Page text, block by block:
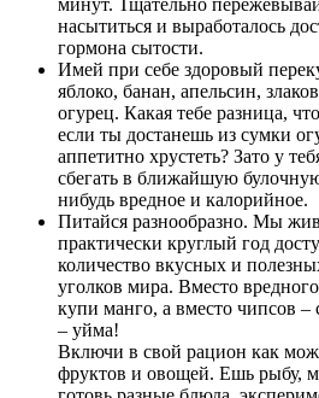
минут. Тщательно
насытиться и выработалось
гормона сытости.
Имей при себе здоровый
яблоко, банан, апельсин,
огурец. Какая тебе разница,
если ты достанешь из сумки
аппетитно хрустеть? Зато у
сбегать в ближайшую
нибудь вредное и калорийное.
Питайся разнообразно. Мы
практически круглый год
количество вкусных и
уголков мира. Вместо
купи манго, а вместо чипсов –
– уйма!
Включи в свой рацион как
фруктов и овощей. Ешь рыбу,